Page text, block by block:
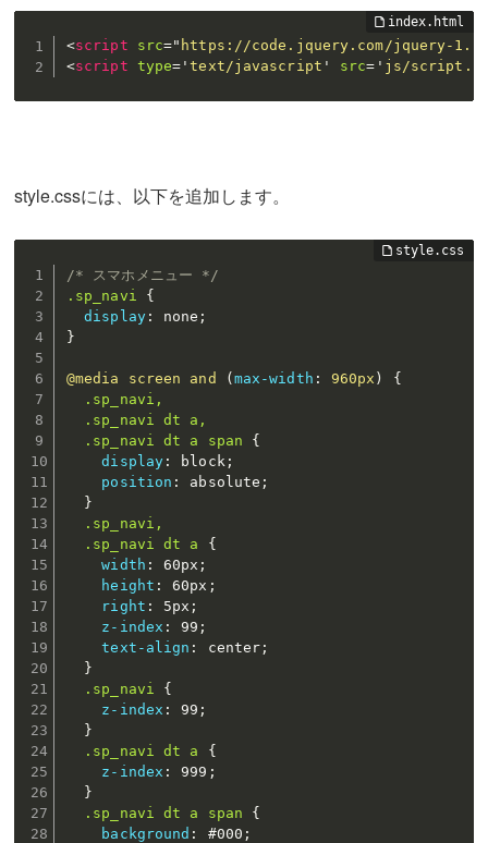
<script src=" https://code.jquery.com/jquery-
<script type= 'text/javascript ' src= ' js/
style.cssには、以下を追加します。
/* スマホメニュー */
.sp_navi
{
display: none ;
}
@media screen and ( max-width : 960px )
{
.sp_navi,
  .sp_navi dt a,
  .sp_navi dt a span
{
display : block ;
position : absolute ;
}
.sp_navi,
  .sp_navi dt a
{
width : 60px ;
height : 60px ;
right : 5px ;
z-index : 99 ;
text-align : center ;
}
.sp_navi
{
z-index : 99 ;
}
.sp_navi dt a
{
z-index : 999 ;
}
.sp_navi dt a span
{
background : #000 ;